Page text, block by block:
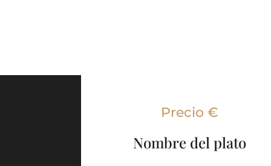
Precio €
Nombre del plato